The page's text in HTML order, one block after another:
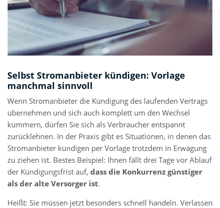
Selbst Stromanbieter kündigen: Vorlage
manchmal sinnvoll
Wenn Stromanbieter die Kündigung des laufenden Vertrags
übernehmen und sich auch komplett um den Wechsel
kümmern, dürfen Sie sich als Verbraucher entspannt
zurücklehnen. In der Praxis gibt es Situationen, in denen das
Stromanbieter kündigen per Vorlage trotzdem in Erwägung
zu ziehen ist. Bestes Beispiel: Ihnen fällt drei Tage vor Ablauf
der Kündigungsfrist auf, dass die Konkurrenz günstiger
als der alte Versorger ist.
Heißt: Sie müssen jetzt besonders schnell handeln. Verlassen